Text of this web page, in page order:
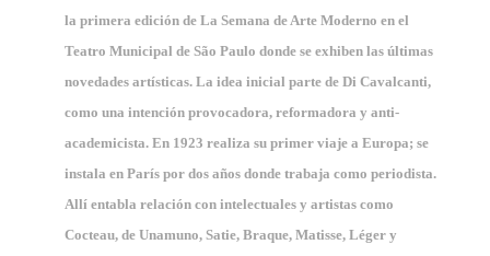
la primera edición de La Semana de Arte Moderno en el
Teatro Municipal de São Paulo donde se exhiben las últimas
novedades artísticas. La idea inicial parte de Di Cavalcanti,
como una intención provocadora, reformadora y anti-
academicista. En 1923 realiza su primer viaje a Europa; se
instala en París por dos años donde trabaja como periodista.
Allí entabla relación con intelectuales y artistas como
Cocteau, de Unamuno, Satie, Braque, Matisse, Léger y